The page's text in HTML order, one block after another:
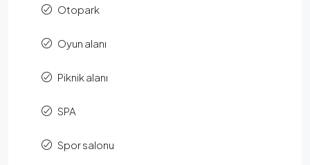
Otopark
Oyun alanı
Piknik alanı
SPA
Spor salonu